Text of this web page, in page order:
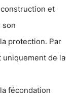
et
son
protection. Par
de la
fécondation